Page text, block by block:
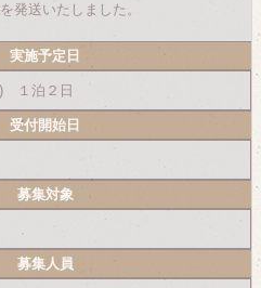
発送いたしました。
実施予定日
) １泊２日
受付開始日
募集対象
募集人員